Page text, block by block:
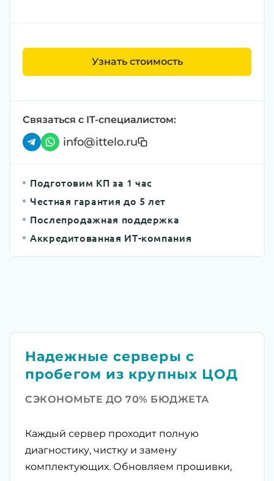
Узнать стоимость
Связаться с IT-специалистом:
info@ittelo.ru
Подготовим КП за 1 час
Честная гарантия до 5 лет
Послепродажная поддержка
Аккредитованная ИТ-компания
Надежные серверы с
пробегом из крупных ЦОД
СЭКОНОМЬТЕ ДО 70% БЮДЖЕТА
Каждый сервер проходит полную
диагностику, чистку и замену
комплектующих. Обновляем прошивки,